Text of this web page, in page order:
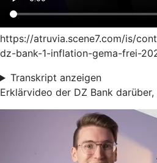
https://atruvia.scene7.com/is/
dz-bank-1-inflation-gema-frei-
Transkript anzeigen
Erklärvideo der DZ Bank